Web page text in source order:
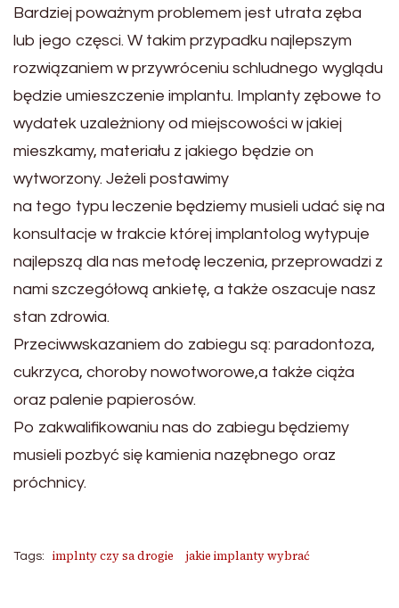
Bardziej poważnym problemem jest utrata zęba
lub jego częsci. W takim przypadku najlepszym
rozwiązaniem w przywróceniu schludnego wyglądu
będzie umieszczenie implantu. Implanty zębowe to
wydatek uzależniony od miejscowości w jakiej
mieszkamy, materiału z jakiego będzie on
wytworzony. Jeżeli postawimy
na tego typu leczenie będziemy musieli udać się na
konsultacje w trakcie której implantolog wytypuje
najlepszą dla nas metodę leczenia, przeprowadzi z
nami szczegółową ankietę, a także oszacuje nasz
stan zdrowia.
Przeciwwskazaniem do zabiegu są: paradontoza,
cukrzyca, choroby nowotworowe,a także ciąża
oraz palenie papierosów.
Po zakwalifikowaniu nas do zabiegu będziemy
musieli pozbyć się kamienia nazębnego oraz
próchnicy.
Tags: implnty czy sa drogie jakie implanty wybrać